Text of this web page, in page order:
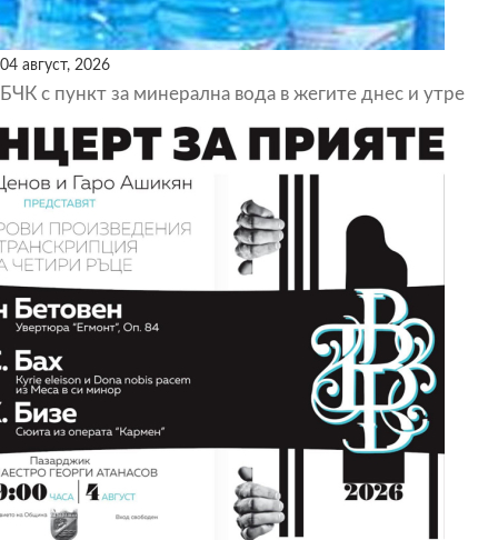
04 август, 2026
БЧК с пункт за минерална вода в жегите днес и утре